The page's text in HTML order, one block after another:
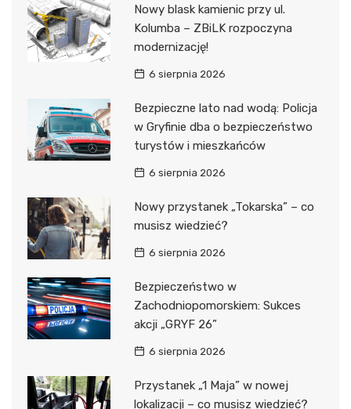
Nowy blask kamienic przy ul.
Kolumba – ZBiLK rozpoczyna
modernizację!
6 sierpnia 2026
Bezpieczne lato nad wodą: Policja
w Gryfinie dba o bezpieczeństwo
turystów i mieszkańców
6 sierpnia 2026
Nowy przystanek „Tokarska” – co
musisz wiedzieć?
6 sierpnia 2026
Bezpieczeństwo w
Zachodniopomorskiem: Sukces
akcji „GRYF 26”
6 sierpnia 2026
Przystanek „1 Maja” w nowej
lokalizacji – co musisz wiedzieć?